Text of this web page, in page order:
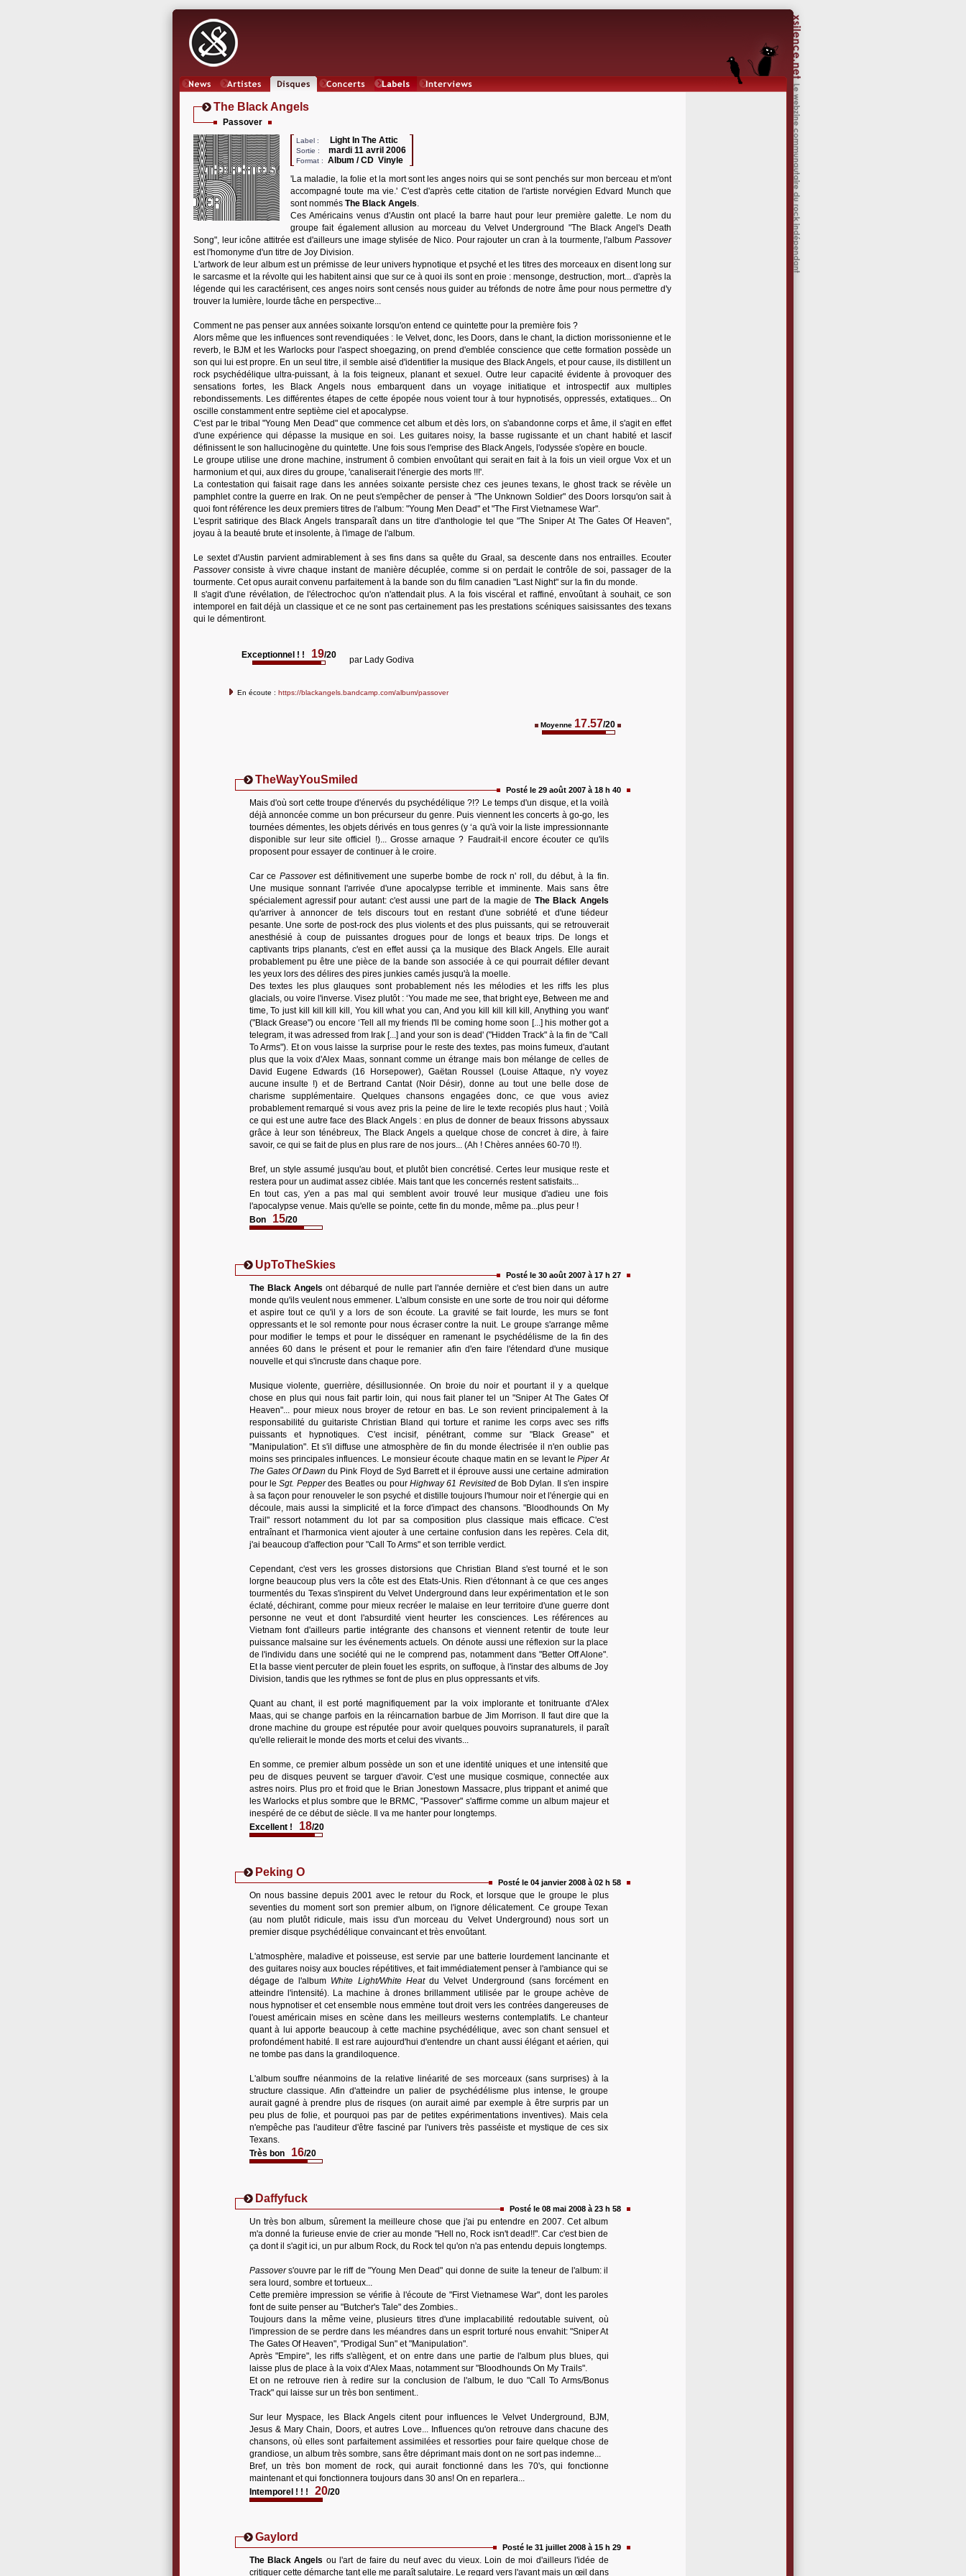
The Black Angels
Passover
Label : Light In The Attic
Sortie : mardi 11 avril 2006
Format :
Album / CD Vinyle
'La maladie, la folie et la mort sont les anges noirs qui se sont penchés sur mon berceau et m'ont
accompagné toute ma vie.' C'est d'après cette citation de l'artiste norvégien Edvard Munch que
sont nommés The Black Angels.
Ces Américains venus d'Austin ont placé la barre haut pour leur première galette. Le nom du
groupe fait également allusion au morceau du Velvet Underground "The Black Angel's Death
Song", leur icône attitrée est d'ailleurs une image stylisée de Nico. Pour rajouter un cran à la tourmente, l'album Passover
est l'homonyme d'un titre de Joy Division.
L'artwork de leur album est un prémisse de leur univers hypnotique et psyché et les titres des morceaux en disent long sur
le sarcasme et la révolte qui les habitent ainsi que sur ce à quoi ils sont en proie : mensonge, destruction, mort... d'après la
légende qui les caractérisent, ces anges noirs sont censés nous guider au tréfonds de notre âme pour nous permettre d'y
trouver la lumière, lourde tâche en perspective...
Comment ne pas penser aux années soixante lorsqu'on entend ce quintette pour la première fois ?
Alors même que les influences sont revendiquées : le Velvet, donc, les Doors, dans le chant, la diction morissonienne et le
reverb, le BJM et les Warlocks pour l'aspect shoegazing, on prend d'emblée conscience que cette formation possède un
son qui lui est propre. En un seul titre, il semble aisé d'identifier la musique des Black Angels, et pour cause, ils distillent un
rock psychédélique ultra-puissant, à la fois teigneux, planant et sexuel. Outre leur capacité évidente à provoquer des
sensations fortes, les Black Angels nous embarquent dans un voyage initiatique et introspectif aux multiples
rebondissements. Les différentes étapes de cette épopée nous voient tour à tour hypnotisés, oppressés, extatiques... On
oscille constamment entre septième ciel et apocalypse.
C'est par le tribal "Young Men Dead" que commence cet album et dès lors, on s'abandonne corps et âme, il s'agit en effet
d'une expérience qui dépasse la musique en soi. Les guitares noisy, la basse rugissante et un chant habité et lascif
définissent le son hallucinogène du quintette. Une fois sous l'emprise des Black Angels, l'odyssée s'opère en boucle.
Le groupe utilise une drone machine, instrument ô combien envoûtant qui serait en fait à la fois un vieil orgue Vox et un
harmonium et qui, aux dires du groupe, 'canaliserait l'énergie des morts !!!'.
La contestation qui faisait rage dans les années soixante persiste chez ces jeunes texans, le ghost track se révèle un
pamphlet contre la guerre en Irak. On ne peut s'empêcher de penser à "The Unknown Soldier" des Doors lorsqu'on sait à
quoi font référence les deux premiers titres de l'album: "Young Men Dead" et "The First Vietnamese War".
L'esprit satirique des Black Angels transparaît dans un titre d'anthologie tel que "The Sniper At The Gates Of Heaven",
joyau à la beauté brute et insolente, à l'image de l'album.
Le sextet d'Austin parvient admirablement à ses fins dans sa quête du Graal, sa descente dans nos entrailles. Ecouter
Passoverconsiste à vivre chaque instant de manière décuplée, comme si on perdait le contrôle de soi, passager de la
tourmente. Cet opus aurait convenu parfaitement à la bande son du film canadien "Last Night" sur la fin du monde.
Il s'agit d'une révélation, de l'électrochoc qu'on n'attendait plus. A la fois viscéral et raffiné, envoûtant à souhait, ce son
intemporel en fait déjà un classique et ce ne sont pas certainement pas les prestations scéniques saisissantes des texans
qui le démentiront.
Exceptionnel ! ! 19/20 par Lady Godiva
En écoute : https://blackangels.bandcamp.com/album/passover
Moyenne 17.57/20
TheWayYouSmiled
Posté le 29 août 2007 à 18 h 40
Mais d'où sort cette troupe d'énervés du psychédélique ?!? Le temps d'un disque, et la voilà
déjà annoncée comme un bon précurseur du genre. Puis viennent les concerts à go-go, les
tournées démentes, les objets dérivés en tous genres (y ‘a qu'à voir la liste impressionnante
disponible sur leur site officiel !)... Grosse arnaque ? Faudrait-il encore écouter ce qu'ils
proposent pour essayer de continuer à le croire.
Car ce Passoverest définitivement une superbe bombe de rock n' roll, du début, à la fin.
Une musique sonnant l'arrivée d'une apocalypse terrible et imminente. Mais sans être
spécialement agressif pour autant: c'est aussi une part de la magie de The Black Angels
qu'arriver à annoncer de tels discours tout en restant d'une sobriété et d'une tiédeur
pesante. Une sorte de post-rock des plus violents et des plus puissants, qui se retrouverait
anesthésié à coup de puissantes drogues pour de longs et beaux trips. De longs et
captivants trips planants, c'est en effet aussi ça la musique des Black Angels. Elle aurait
probablement pu être une pièce de la bande son associée à ce qui pourrait défiler devant
les yeux lors des délires des pires junkies camés jusqu'à la moelle.
Des textes les plus glauques sont probablement nés les mélodies et les riffs les plus
glacials, ou voire l'inverse. Visez plutôt : ‘You made me see, that bright eye, Between me and
time, To just kill kill kill kill, You kill what you can, And you kill kill kill kill, Anything you want'
("Black Grease") ou encore ‘Tell all my friends I'll be coming home soon [...] his mother got a
telegram, it was adressed from Irak [...] and your son is dead' ("Hidden Track" à la fin de "Call
To Arms"). Et on vous laisse la surprise pour le reste des textes, pas moins fumeux, d'autant
plus que la voix d'Alex Maas, sonnant comme un étrange mais bon mélange de celles de
David Eugene Edwards (16 Horsepower), Gaëtan Roussel (Louise Attaque, n'y voyez
aucune insulte !) et de Bertrand Cantat (Noir Désir), donne au tout une belle dose de
charisme supplémentaire. Quelques chansons engagées donc, ce que vous aviez
probablement remarqué si vous avez pris la peine de lire le texte recopiés plus haut ; Voilà
ce qui est une autre face des Black Angels : en plus de donner de beaux frissons abyssaux
grâce à leur son ténébreux, The Black Angels a quelque chose de concret à dire, à faire
savoir, ce qui se fait de plus en plus rare de nos jours... (Ah ! Chères années 60-70 !!).
Bref, un style assumé jusqu'au bout, et plutôt bien concrétisé. Certes leur musique reste et
restera pour un audimat assez ciblée. Mais tant que les concernés restent satisfaits...
En tout cas, y'en a pas mal qui semblent avoir trouvé leur musique d'adieu une fois
l'apocalypse venue. Mais qu'elle se pointe, cette fin du monde, même pa...plus peur !
Bon
15/20
UpToTheSkies
Posté le 30 août 2007 à 17 h 27
The Black Angels ont débarqué de nulle part l'année dernière et c'est bien dans un autre
monde qu'ils veulent nous emmener. L'album consiste en une sorte de trou noir qui déforme
et aspire tout ce qu'il y a lors de son écoute. La gravité se fait lourde, les murs se font
oppressants et le sol remonte pour nous écraser contre la nuit. Le groupe s'arrange même
pour modifier le temps et pour le disséquer en ramenant le psychédélisme de la fin des
années 60 dans le présent et pour le remanier afin d'en faire l'étendard d'une musique
nouvelle et qui s'incruste dans chaque pore.
Musique violente, guerrière, désillusionnée. On broie du noir et pourtant il y a quelque
chose en plus qui nous fait partir loin, qui nous fait planer tel un "Sniper At The Gates Of
Heaven"... pour mieux nous broyer de retour en bas. Le son revient principalement à la
responsabilité du guitariste Christian Bland qui torture et ranime les corps avec ses riffs
puissants et hypnotiques. C'est incisif, pénétrant, comme sur "Black Grease" et
"Manipulation". Et s'il diffuse une atmosphère de fin du monde électrisée il n'en oublie pas
moins ses principales influences. Le monsieur écoute chaque matin en se levant lePiper At
The Gates Of Dawn du Pink Floyd de Syd Barrett et il éprouve aussi une certaine admiration
pour leSgt. Pepperdes Beatles ou pour Highway 61 Revisitedde Bob Dylan. Il s'en inspire
à sa façon pour renouveler le son psyché et distille toujours l'humour noir et l'énergie qui en
découle, mais aussi la simplicité et la force d'impact des chansons. "Bloodhounds On My
Trail" ressort notamment du lot par sa composition plus classique mais efficace. C'est
entraînant et l'harmonica vient ajouter à une certaine confusion dans les repères. Cela dit,
j'ai beaucoup d'affection pour "Call To Arms" et son terrible verdict.
Cependant, c'est vers les grosses distorsions que Christian Bland s'est tourné et le son
lorgne beaucoup plus vers la côte est des Etats-Unis. Rien d'étonnant à ce que ces anges
tourmentés du Texas s'inspirent du Velvet Underground dans leur expérimentation et le son
éclaté, déchirant, comme pour mieux recréer le malaise en leur territoire d'une guerre dont
personne ne veut et dont l'absurdité vient heurter les consciences. Les références au
Vietnam font d'ailleurs partie intégrante des chansons et viennent retentir de toute leur
puissance malsaine sur les événements actuels. On dénote aussi une réflexion sur la place
de l'individu dans une société qui ne le comprend pas, notamment dans "Better Off Alone".
Et la basse vient percuter de plein fouet les esprits, on suffoque, à l'instar des albums de Joy
Division, tandis que les rythmes se font de plus en plus oppressants et vifs.
Quant au chant, il est porté magnifiquement par la voix implorante et tonitruante d'Alex
Maas, qui se change parfois en la réincarnation barbue de Jim Morrison. Il faut dire que la
drone machine du groupe est réputée pour avoir quelques pouvoirs supranaturels, il paraît
qu'elle relierait le monde des morts et celui des vivants...
En somme, ce premier album possède un son et une identité uniques et une intensité que
peu de disques peuvent se targuer d'avoir. C'est une musique cosmique, connectée aux
astres noirs. Plus pro et froid que le Brian Jonestown Massacre, plus trippant et animé que
les Warlocks et plus sombre que le BRMC, "Passover" s'affirme comme un album majeur et
inespéré de ce début de siècle. Il va me hanter pour longtemps.
Excellent !
18/20
Peking O
Posté le 04 janvier 2008 à 02 h 58
On nous bassine depuis 2001 avec le retour du Rock, et lorsque que le groupe le plus
seventies du moment sort son premier album, on l'ignore délicatement. Ce groupe Texan
(au nom plutôt ridicule, mais issu d'un morceau du Velvet Underground) nous sort un
premier disque psychédélique convaincant et très envoûtant.
L'atmosphère, maladive et poisseuse, est servie par une batterie lourdement lancinante et
des guitares noisy aux boucles répétitives, et fait immédiatement penser à l'ambiance qui se
dégage de l'album White Light/White Heatdu Velvet Underground (sans forcément en
atteindre l'intensité). La machine à drones brillamment utilisée par le groupe achève de
nous hypnotiser et cet ensemble nous emmène tout droit vers les contrées dangereuses de
l'ouest américain mises en scène dans les meilleurs westerns contemplatifs. Le chanteur
quant à lui apporte beaucoup à cette machine psychédélique, avec son chant sensuel et
profondément habité. Il est rare aujourd'hui d'entendre un chant aussi élégant et aérien, qui
ne tombe pas dans la grandiloquence.
L'album souffre néanmoins de la relative linéarité de ses morceaux (sans surprises) à la
structure classique. Afin d'atteindre un palier de psychédélisme plus intense, le groupe
aurait gagné à prendre plus de risques (on aurait aimé par exemple à être surpris par un
peu plus de folie, et pourquoi pas par de petites expérimentations inventives). Mais cela
n'empêche pas l'auditeur d'être fasciné par l'univers très passéiste et mystique de ces six
Texans.
Très bon
16/20
Daffyfuck
Posté le 08 mai 2008 à 23 h 58
Un très bon album, sûrement la meilleure chose que j'ai pu entendre en 2007. Cet album
m'a donné la furieuse envie de crier au monde "Hell no, Rock isn't dead!!". Car c'est bien de
ça dont il s'agit ici, un pur album Rock, du Rock tel qu'on n'a pas entendu depuis longtemps.
Passovers'ouvre par le riff de "Young Men Dead" qui donne de suite la teneur de l'album: il
sera lourd, sombre et tortueux...
Cette première impression se vérifie à l'écoute de "First Vietnamese War", dont les paroles
font de suite penser au "Butcher's Tale" des Zombies..
Toujours dans la même veine, plusieurs titres d'une implacabilité redoutable suivent, où
l'impression de se perdre dans les méandres dans un esprit torturé nous envahit: "Sniper At
The Gates Of Heaven", "Prodigal Sun" et "Manipulation".
Après "Empire", les riffs s'allègent, et on entre dans une partie de l'album plus blues, qui
laisse plus de place à la voix d'Alex Maas, notamment sur "Bloodhounds On My Trails".
Et on ne retrouve rien à redire sur la conclusion de l'album, le duo "Call To Arms/Bonus
Track" qui laisse sur un très bon sentiment..
Sur leur Myspace, les Black Angels citent pour influences le Velvet Underground, BJM,
Jesus & Mary Chain, Doors, et autres Love... Influences qu'on retrouve dans chacune des
chansons, où elles sont parfaitement assimilées et ressorties pour faire quelque chose de
grandiose, un album très sombre, sans être déprimant mais dont on ne sort pas indemne...
Bref, un très bon moment de rock, qui aurait fonctionné dans les 70's, qui fonctionne
maintenant et qui fonctionnera toujours dans 30 ans! On en reparlera...
Intemporel ! ! !
20/20
Gaylord
Posté le 31 juillet 2008 à 15 h 29
The Black Angels ou l'art de faire du neuf avec du vieux. Loin de moi d'ailleurs l'idée de
critiquer cette démarche tant elle me paraît salutaire. Le regard vers l'avant mais un œil dans